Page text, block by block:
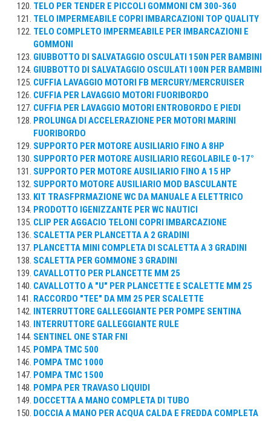
TELO PER TENDER E PICCOLI GOMMONI CM 300-360
TELO IMPERMEABILE COPRI IMBARCAZIONI TOP QUALITY
TELO COMPLETO IMPERMEABILE PER IMBARCAZIONI E
GOMMONI
GIUBBOTTO DI SALVATAGGIO OSCULATI 150N PER BAMBINI
GIUBBOTTO DI SALVATAGGIO OSCULATI 100N PER BAMBINI
CUFFIA LAVAGGIO MOTORI FB MERCURY/MERCRUISER
CUFFIA PER LAVAGGIO MOTORI FUORIBORDO
CUFFIA PER LAVAGGIO MOTORI ENTROBORDO E PIEDI
PROLUNGA DI ACCELERAZIONE PER MOTORI MARINI
FUORIBORDO
SUPPORTO PER MOTORE AUSILIARIO FINO A 8HP
SUPPORTO PER MOTORE AUSILIARIO REGOLABILE 0-17°
SUPPORTO PER MOTORE AUSILIARIO FINO A 15 HP
SUPPORTO MOTORE AUSILIARIO MOD BASCULANTE
KIT TRASFPRMAZIONE WC DA MANUALE A ELETTRICO
PRODOTTO IGENIZZANTE PER WC NAUTICI
CLIP PER AGGACIO TELONI COPRI IMBARCAZIONE
SCALETTA PER PLANCETTA A 2 GRADINI
PLANCETTA MINI COMPLETA DI SCALETTA A 3 GRADINI
SCALETTA PER GOMMONE 3 GRADINI
CAVALLOTTO PER PLANCETTE MM 25
CAVALLOTTO A "U" PER PLANCETTE E SCALETTE MM 25
RACCORDO "TEE" DA MM 25 PER SCALETTE
INTERRUTTORE GALLEGGIANTE PER POMPE SENTINA
INTERRUTTORE GALLEGGIANTE RULE
SENTINEL ONE STAR FNI
POMPA TMC 500
POMPA TMC 1000
POMPA TMC 1500
POMPA PER TRAVASO LIQUIDI
DOCCETTA A MANO COMPLETA DI TUBO
DOCCIA A MANO PER ACQUA CALDA E FREDDA COMPLETA